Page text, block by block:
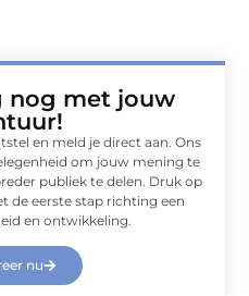
nog met jouw
en meld je direct aan. Ons
om jouw mening te
publiek te delen. Druk op
de eerste stap richting een
en ontwikkeling.
nu